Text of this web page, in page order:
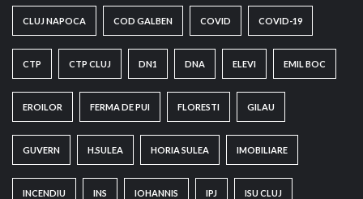
CLUJ NAPOCA COD GALBEN COVID COVID-19
CTP CTP CLUJ DN1 DNA ELEVI EMIL BOC
EROILOR FERMA DE PUI FLORESTI GILAU
GUVERN H.SULEA HORIA SULEA IMOBILIARE
INCENDIU INS IOHANNIS IPJ ISU CLUJ